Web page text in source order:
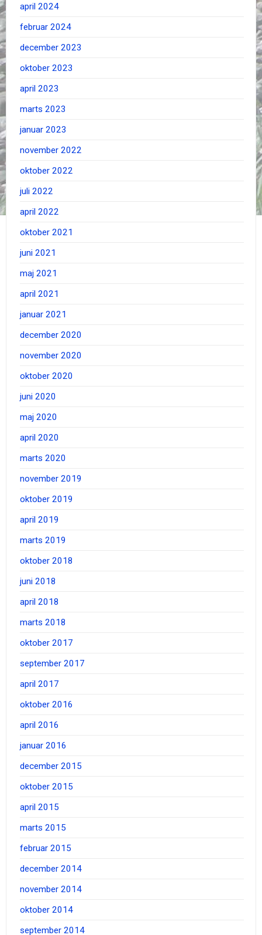
april 2024
februar 2024
december 2023
oktober 2023
april 2023
marts 2023
januar 2023
november 2022
oktober 2022
juli 2022
april 2022
oktober 2021
juni 2021
maj 2021
april 2021
januar 2021
december 2020
november 2020
oktober 2020
juni 2020
maj 2020
april 2020
marts 2020
november 2019
oktober 2019
april 2019
marts 2019
oktober 2018
juni 2018
april 2018
marts 2018
oktober 2017
september 2017
april 2017
oktober 2016
april 2016
januar 2016
december 2015
oktober 2015
april 2015
marts 2015
februar 2015
december 2014
november 2014
oktober 2014
september 2014